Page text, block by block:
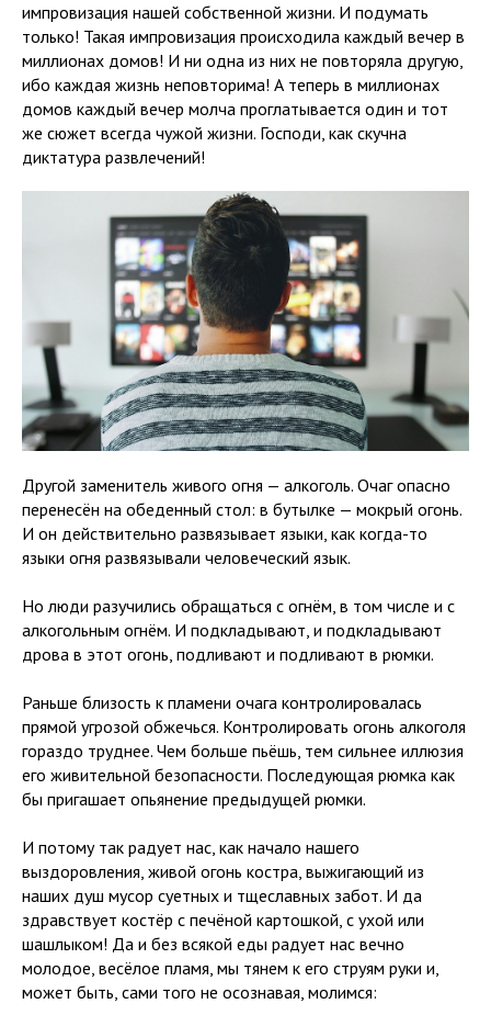
импровизация нашей собственной жизни. И подумать
только! Такая импровизация происходила каждый вечер в
миллионах домов! И ни одна из них не повторяла другую,
ибо каждая жизнь неповторима! А теперь в миллионах
домов каждый вечер молча проглатывается один и тот
же сюжет всегда чужой жизни. Господи, как скучна
диктатура развлечений!
Другой заменитель живого огня — алкоголь. Очаг опасно
перенесён на обеденный стол: в бутылке — мокрый огонь.
И он действительно развязывает языки, как когда-то
языки огня развязывали человеческий язык.
Но люди разучились обращаться с огнём, в том числе и с
алкогольным огнём. И подкладывают, и подкладывают
дрова в этот огонь, подливают и подливают в рюмки.
Раньше близость к пламени очага контролировалась
прямой угрозой обжечься. Контролировать огонь алкоголя
гораздо труднее. Чем больше пьёшь, тем сильнее иллюзия
его живительной безопасности. Последующая рюмка как
бы пригашает опьянение предыдущей рюмки.
И потому так радует нас, как начало нашего
выздоровления, живой огонь костра, выжигающий из
наших душ мусор суетных и тщеславных забот. И да
здравствует костёр с печёной картошкой, с ухой или
шашлыком! Да и без всякой еды радует нас вечно
молодое, весёлое пламя, мы тянем к его струям руки и,
может быть, сами того не осознавая, молимся: